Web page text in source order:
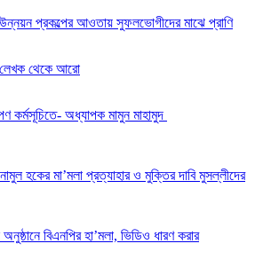
উন্নয়ন প্রকল্পের আওতায় সুফলভোগীদের মাঝে প্রাণি
লেখক থেকে আরো
কর্মসূচিতে- অধ্যাপক মামুন মাহামুদ
হকের মা’মলা প্রত্যাহার ও মুক্তির দাবি মুসল্লীদের
বিএনপির হা’মলা, ভিডিও ধারণ করার